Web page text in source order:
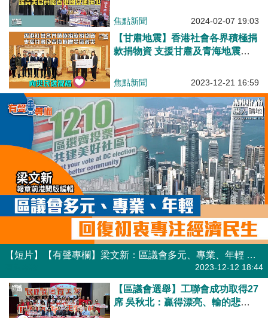
焦點新聞 2024-02-07 19:03
【甘肅地震】香港社會各界積極捐
款捐物資 支援甘肅及青海地震災
焦點新聞 2023-12-21 16:59
【短片】【有聲專欄】梁文新：區議會多元、專業、年輕 回復初衷專注經濟民生
2023-12-12 18:44
【區議會選舉】工聯會成功取得27
席 吳秋北：贏得漂亮、輸的悲